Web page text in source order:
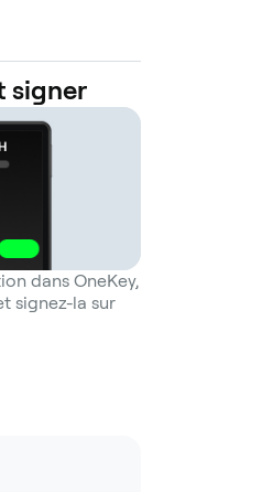
signer
dans OneKey,
signez-la sur